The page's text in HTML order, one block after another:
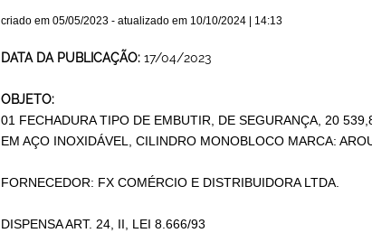
criado em 05/05/2023- atualizado em 10/10/2024 | 14:13
DATA DA PUBLICAÇÃO: 17/04/2023
OBJETO:
01 FECHADURA TIPO DE EMBUTIR, DE SEGURANÇA, 20
EM AÇO INOXIDÁVEL, CILINDRO MONOBLOCO MARCA:
FORNECEDOR: FX COMÉRCIO E DISTRIBUIDORA LTDA.
DISPENSA ART. 24, II, LEI 8.666/93